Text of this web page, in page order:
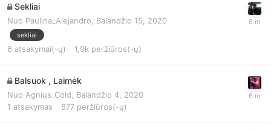
Sekliai
Nuo Paulina_Alejandro Balandžio 15, 2020
sekliai
6 atsakymai(-ų) 1,9k peržiūros(-ų)
Balsuok , Laimėk
Nuo Agnius_Cold
Balandžio 4, 2020
1 atsakymas 877 peržiūros(-ų)